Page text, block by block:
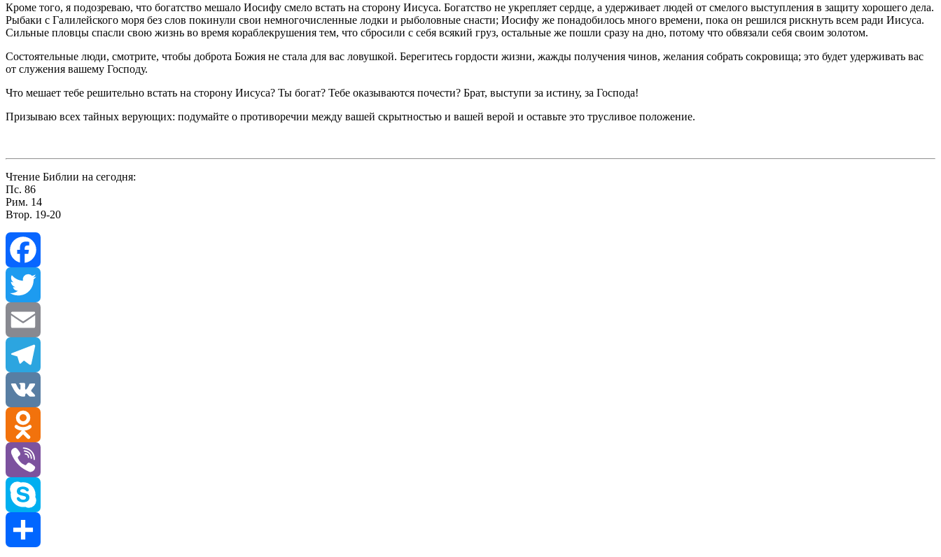
Кроме того, я подозреваю, что богатство мешало Иосифу смело встать на сторону Иисуса. Богатство не укрепляет серд­це, а удерживает людей от смелого выступления в защиту хорошего дела.
Рыбаки с Галилейского моря без слов покинули свои немногочисленные лодки и рыболовные снасти; Иосифу же понадобилось много времени, пока он решился рискнуть всем ради Иисуса.
Сильные пловцы спасли свою жизнь во вре­мя кораблекрушения тем, что сбросили с себя всякий груз, остальные же пошли сразу на дно, потому что обвязали себя своим золотом.
Состоятельные люди, смотрите, чтобы доброта Божия не стала для вас ловушкой. Берегитесь гордости жизни, жажды получения чинов, желания собрать сокровища; это будет удер­живать вас
от служения вашему Господу.
Что мешает тебе решительно встать на сторону Иисуса? Ты богат? Тебе оказываются почести? Брат, выступи за истину, за Господа!
Призываю всех тайных верующих: подумайте о противоре­чии между вашей скрытностью и вашей верой и оставьте это трусливое положение.
Чтение Библии на сегодня:
Пс. 86
Рим. 14
Втор. 19-20
Facebook
Twitter
Email
Telegram
VK
Odnoklassniki
Viber
Skype